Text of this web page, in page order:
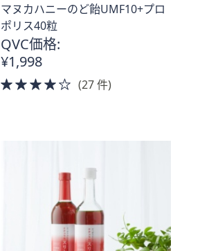
マヌカハニーのど飴UMF10+プロ
ポリス40粒
QVC価格:
¥1,998
4.0
(27 件)